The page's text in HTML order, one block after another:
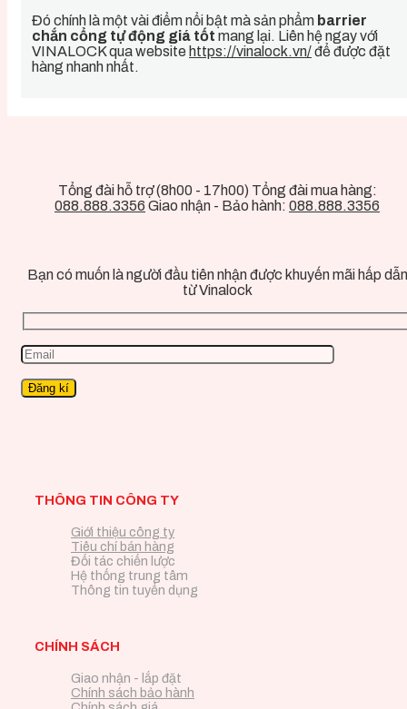
Đó chính là một vài điểm nổi bật mà sản phẩm barrier
chắn cổng tự động giá tốt mang lại. Liên hệ ngay với
VINALOCK qua website https://vinalock.vn/để được đặt
hàng nhanh nhất.
Tổng đài hỗ trợ (8h00 - 17h00) Tổng đài mua hàng:
088.888.3356 Giao nhận - Bảo hành: 088.888.3356
Bạn có muốn là người đầu tiên nhận được khuyến mãi hấp dẫn
từ Vinalock
THÔNG TIN CÔNG TY
Giới thiệu công ty
Tiêu chí bán hàng
Đối tác chiến lược
Hệ thống trung tâm
Thông tin tuyển dụng
CHÍNH SÁCH
Giao nhận - lắp đặt
Chính sách bảo hành